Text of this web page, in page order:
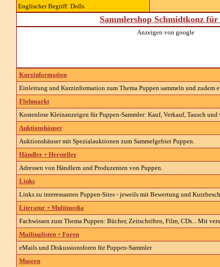
Englischer Begriff: Dolls
Sammlershop Schmidtkonz
Anzeigen von google
Kurzinformation
Einleitung und Kurzinformation zum Thema Puppen sammeln und zudem
Flohmarkt
Kostenlose Kleinanzeigen für Puppen-Sammler: Kauf, Verkauf, Tausch und
Auktionshäuser
Auktionshäuser mit Spezialauktionen zum Sammelgebiet Puppen.
Händler + Hersteller
Adressen von Händlern und Produzenten von Puppen.
Links
Links zu interessanten Puppen-Sites - jeweils mit Bewertung und
Literatur + Multimedia
Fachwissen zum Thema Puppen: Bücher, Zeitschriften, Film, CDs... Mit
Mailinglisten + Foren
eMails und Diskussionsforen für Puppen-Sammler
Museen